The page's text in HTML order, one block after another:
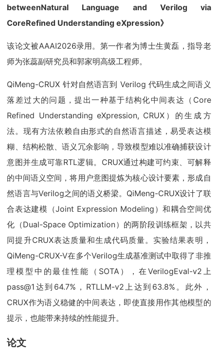
betweenNatural Language and Verilog via
CoreRefined Understanding eXpression》
该论文被AAAI2026录用。第一作者为博士生黄磊，指导老
师为张蕊副研究员和郭家明高级工程师。
QiMeng-CRUX 针对自然语言到 Verilog 代码生成之间语义
落差过大的问题，提出一种基于结构化中间表达（Core
Refined Understanding eXpression, CRUX）的生成方
法。现有方法依赖自由形式的自然语言描述，易受表达模
糊、结构松散、语义冗余影响，导致模型难以准确捕获设计
意图并生成可靠RTL逻辑。CRUX通过构建可约束、可解释
的中间语义空间，将用户意图提炼为核心设计要素，形成自
然语言与Verilog之间的语义桥梁。QiMeng-CRUX设计了联
合表达建模（Joint Expression Modeling）和耦合空间优
化（Dual-Space Optimization）的两阶段训练框架，以共
同提升CRUX表达质量和生成代码质量。实验结果表明，
QiMeng-CRUX-V在多个Verilog生成基准测试中取得了非推
理模型中的最佳性能（SOTA），在VerilogEval-v2上
pass@1达到64.7%，RTLLM-v2上达到63.8%。此外，
CRUX作为语义稳健的中间表达，即使直接用作其他模型的
提示，也能带来持续的性能提升。
论文